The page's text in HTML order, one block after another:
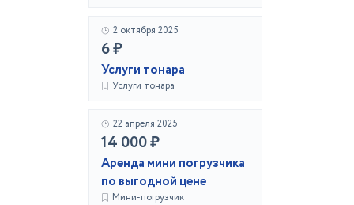
2 октября 2025
6 ₽
Услуги тонара
Услуги тонара
22 апреля 2025
14 000 ₽
Аренда мини погрузчика
по выгодной цене
Мини-погрузчик